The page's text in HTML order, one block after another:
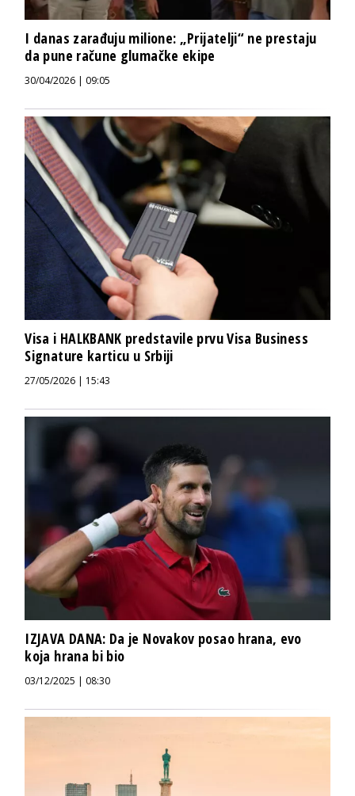
I danas zarađuju milione: „Prijatelji“ ne prestaju
da pune račune glumačke ekipe
30/04/2026 | 09:05
Visa i HALKBANK predstavile prvu Visa Business
Signature karticu u Srbiji
27/05/2026 | 15:43
IZJAVA DANA: Da je Novakov posao hrana, evo
koja hrana bi bio
03/12/2025 | 08:30